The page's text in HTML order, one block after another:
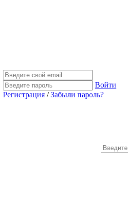
Войти
Регистрация /Забыли пароль?